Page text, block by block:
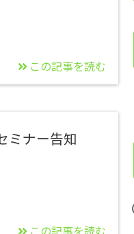
この記事を読む
ミナー告知
この記事を読む